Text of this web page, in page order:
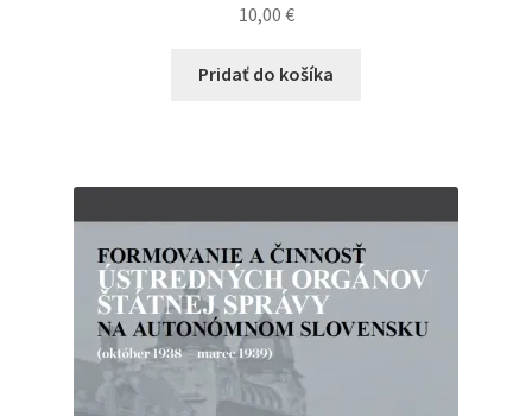
10,00 €
Pridať do košíka